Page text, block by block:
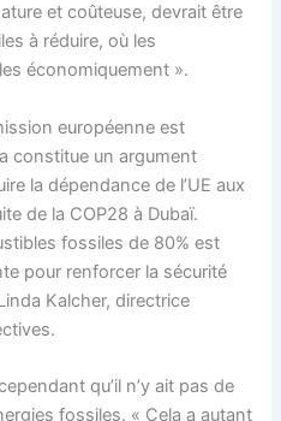
et coûteuse, devrait être
à réduire, où les
économiquement ».
européenne est
constitue un argument
la dépendance de l’UE aux
de la COP28 à Dubaï.
fossiles de 80% est
pour renforcer la sécurité
Kalcher, directrice
qu’il n’y ait pas de
fossiles. « Cela a autant